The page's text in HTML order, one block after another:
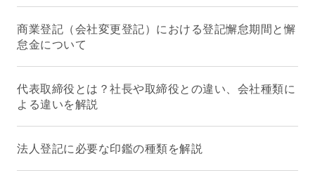
商業登記（会社変更登記）における登記懈怠期間と懈
怠金について
代表取締役とは？社長や取締役との違い、会社種類に
よる違いを解説
法人登記に必要な印鑑の種類を解説